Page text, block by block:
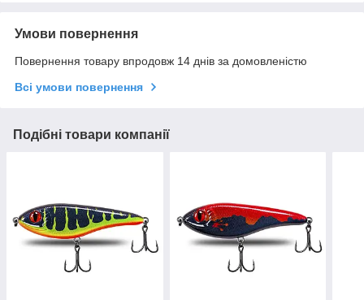
Умови повернення
Повернення товару впродовж 14 днів за домовленістю
Всі умови повернення
Подібні товари компанії